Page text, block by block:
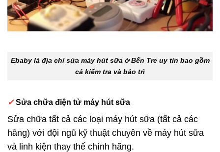
Ebaby là địa chỉ sửa máy hút sữa ở Bến Tre uy tín bao gồm
cả kiểm tra và bảo trì
✓Sửa chữa điện tử máy hút sữa
Sửa chữa tất cả các loại máy hút sữa (tất cả các
hãng) với đội ngũ kỹ thuật chuyên về máy hút sữa
và linh kiện thay thế chính hãng.